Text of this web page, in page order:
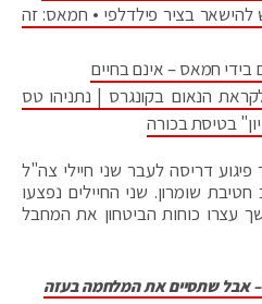
בציר פילדלפי • חמאס: זה
חמאס – אינם בחיים
הנאום בקונגרס | נתניהו טס
בטיסת בכורה
דריסה לעבר שני חיילי צה"ל
שומרון. שני החיילים נפצעו
עצרו כוחות הביטחון את המחבל
אבל שתסיים את המלחמה בעזה